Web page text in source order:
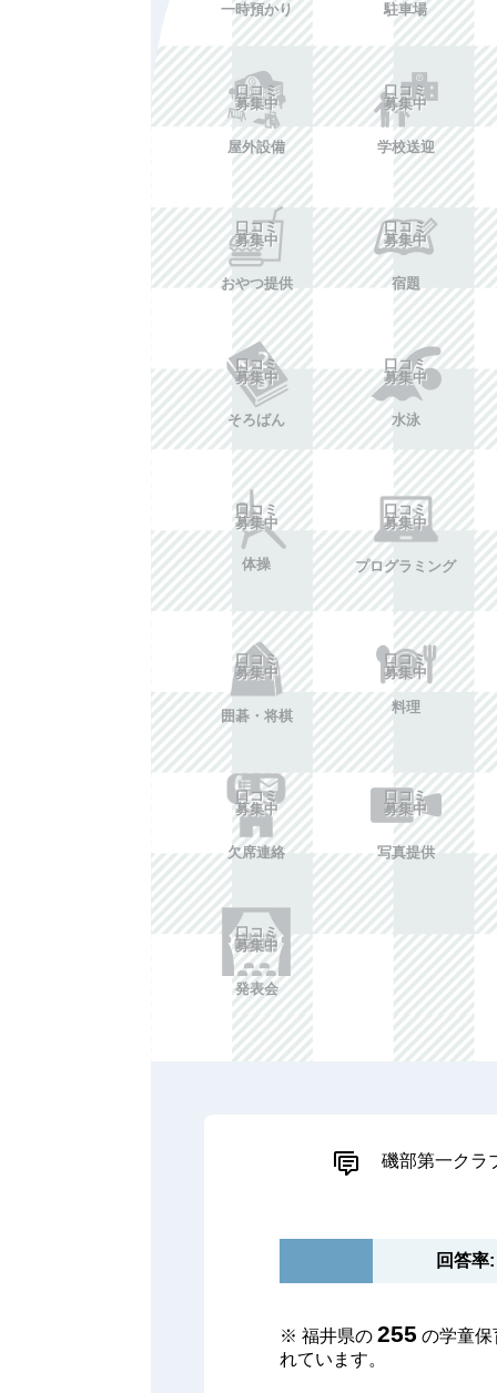
一時預かり 駐車場
口コミ
募集中
屋外設備
口コミ
募集中
学校送迎
口コミ
募集中
おやつ提供
口コミ
募集中
宿題
口コミ
募集中
そろばん
口コミ
募集中
水泳
口コミ
募集中
体操
口コミ
募集中
プログラミング
口コミ
募集中
囲碁・将棋
口コミ
募集中
料理
口コミ
募集中
欠席連絡
口コミ
募集中
写真提供
口コミ
募集中
発表会
磯部第一クラ
回答率
※ 福井県の 255 の学童
れています。